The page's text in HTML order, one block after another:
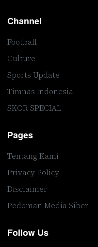
Channel
Football
Culture
Sports Update
Timnas Indonesia
SKOR SPECIAL
Pages
Tentang Kami
Privacy Policy
Disclaimer
Pedoman Media Siber
Follow Us